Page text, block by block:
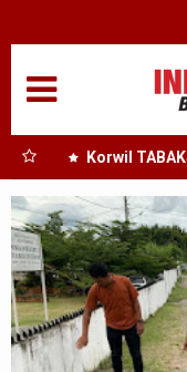
Korwil
NASIONAL
SUMUT
MEDAN
TANJUNGBALAI
ACEH
EDUKASI